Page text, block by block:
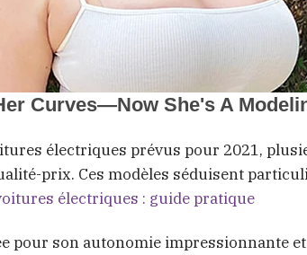
électriques prévus pour 2021,
prix. Ces modèles séduisent
électriques : guide pratique
pour son autonomie impressionnante